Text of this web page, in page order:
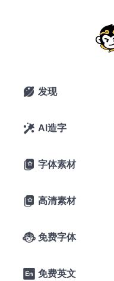
 发现
 AI造字
 字体素材
 高清素材
 免费字体
 免费英文